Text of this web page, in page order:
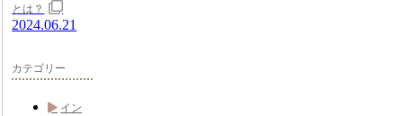
とは？
2024.06.21
カテゴリー
イン